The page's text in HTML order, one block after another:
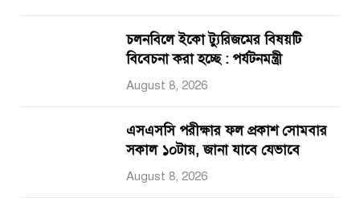
চলনবিলে ইকো ট্যুরিজমের বিষয়টি
বিবেচনা করা হচ্ছে : পর্যটনমন্ত্রী
August 8, 2026
এসএসসি পরীক্ষার ফল প্রকাশ সোমবার
সকাল ১০টায়, জানা যাবে যেভাবে
August 8, 2026